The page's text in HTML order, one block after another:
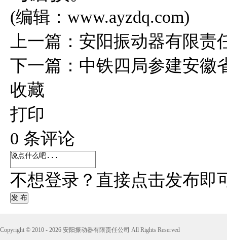
(编辑：www.ayzdq.com)
上一篇： 安阳振动器有限责
下一篇： 中铁四局参建安徽
收藏
打印
0 条评论
不想登录？直接点击发布即
发 布
Copyright © 2010 - 2026 安阳振动器有限责任公司 All Rights Reserved